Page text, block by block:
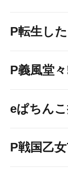
P転生し
P義風堂
eぱちん
P戦国乙